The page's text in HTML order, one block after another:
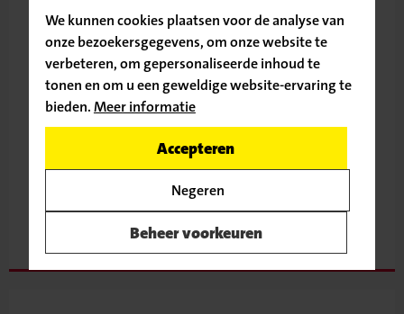
We kunnen cookies plaatsen voor de analyse van
onze bezoekersgegevens, om onze website te
verbeteren, om gepersonaliseerde inhoud te
tonen en om u een geweldige website-ervaring te
bieden.Meer informatie
Beheer voorkeuren
Negeren
Accepteren
Straat
Plaats
Ga door naar de vacature
Terug naar
vacatureoverzicht